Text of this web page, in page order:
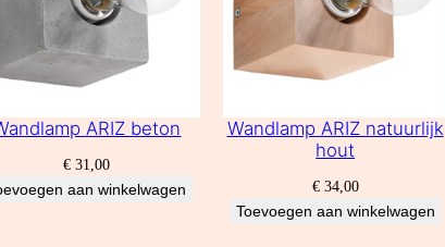
ARIZ beton
€ 31,00
aan winkelwagen
Wandlamp ARIZ natuurlijk
hout
€34,00
Toevoegen aan winkelwagen